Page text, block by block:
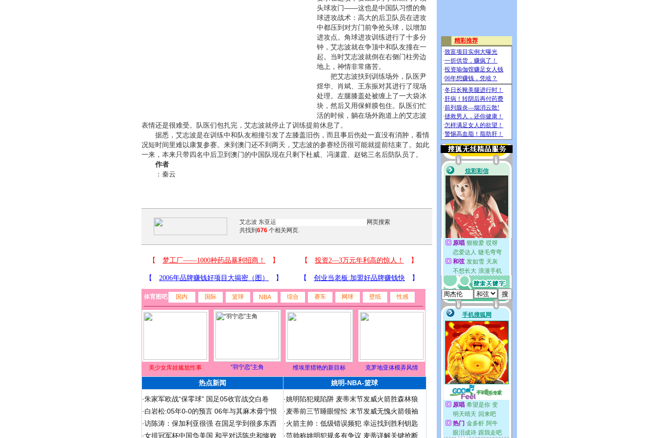
头球攻门——这也是中国队习惯的角
球进攻战术：高大的后卫队员在进攻
中都压到对方门前争抢头球，以增加
进攻点。角球进攻训练进行了十多分
钟，艾志波就在争顶中和队友撞在一
起。当时艾志波就倒在右侧门柱旁边
地上，神情非常痛苦。
把艾志波扶到训练场外，队医尹
煜华、肖斌、王东振对其进行了现场
处理。左腿膝盖处被缠上了一大袋冰
块，然后又用保鲜膜包住。队医们忙
活的时候，躺在场外跑道上的艾志波
表情还是很难受。队医们包扎完，艾志波就停止了训练提前休息了。
据悉，艾志波是在训练中和队友相撞引发了左膝盖旧伤，而且事后伤处一直没有消肿，看情
况短时间里难以康复参赛。来到澳门还不到两天，艾志波的参赛经历很可能就提前结束了。如此
一来，本来只带四名中后卫到澳门的中国队现在只剩下杜威、冯潇霆、赵铭三名后防队员了。
作者
：秦云
共找到 676 个相关网页.
体育图吧 国内 国际 篮球 NBA 综合 赛车 网球 壁纸 性感
美少女库娃尴尬性事 “羽宁恋”主角 维埃里猎艳的新目标 克罗地亚体模弄风情
热点新闻 姚明-NBA-篮球
·朱家军欧战“保零球” 国足05收官战交白卷
·白岩松:05年0-0的预言 06年与其麻木毋宁恨
·访陈涛：保加利亚很强 在国足学到很多东西
·女排冠军杯中国负美国 和平对话陈忠和惨败
·姚明陷犯规陷阱 麦蒂末节发威火箭胜森林狼
·麦蒂前三节睡眼惺忪 末节发威无愧火箭领袖
·火箭主帅：低级错误频犯 幸运找到胜利钥匙
·范帅称姚明犯规多有争议 麦蒂详解关键抢断